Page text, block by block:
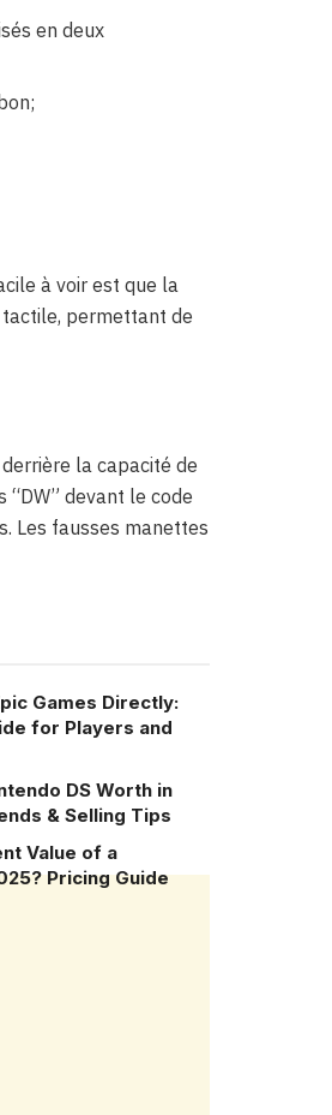
en deux
à voir est que la
permettant de
la capacité de
devant le code
Les fausses manettes
Games Directly:
for Players and
DS Worth in
& Selling Tips
Value of a
Pricing Guide